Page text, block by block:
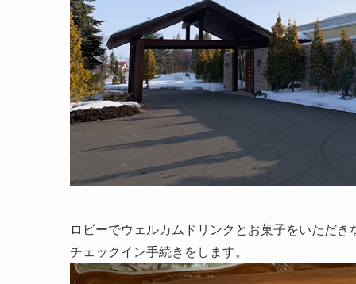
ロビーでウェルカムドリンクとお菓子をいただき
チェックイン手続きをします。